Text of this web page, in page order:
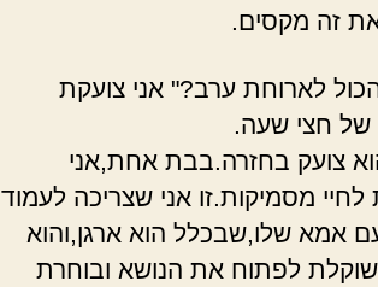
זה מקסים.
לארוחת ערב?" אני צועקת
חצי שעה.
צועק בחזרה.בבת אחת,אני
מסמיקות.זו אני שצריכה לעמוד
אמא שלו,שבכלל הוא ארגן,והוא
לפתוח את הנושא ובוחרת